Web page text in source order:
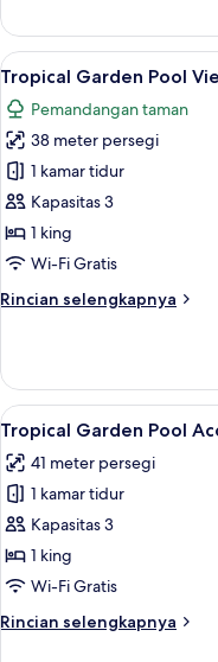
Tropical
Garden
Lihat
semua
foto
untuk
Tropical
Garden
Pool
View
6
Tropical Garden Pool
Pemandangan taman
38 meter persegi
1 kamar tidur
Kapasitas 3
1 king
Wi-Fi Gratis
Rincian selengkapnya
Rincian
Tropical
Garden
Pool
View
Lihat
semua
foto
untuk
Tropical
Garden
Pool
8
Tropical Garden Pool
41 meter persegi
1 kamar tidur
Kapasitas 3
1 king
Wi-Fi Gratis
Rincian selengkapnya
Rincian